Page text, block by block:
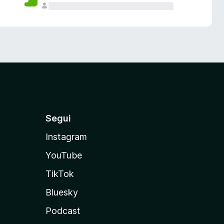
Segui
Instagram
YouTube
TikTok
Bluesky
Podcast